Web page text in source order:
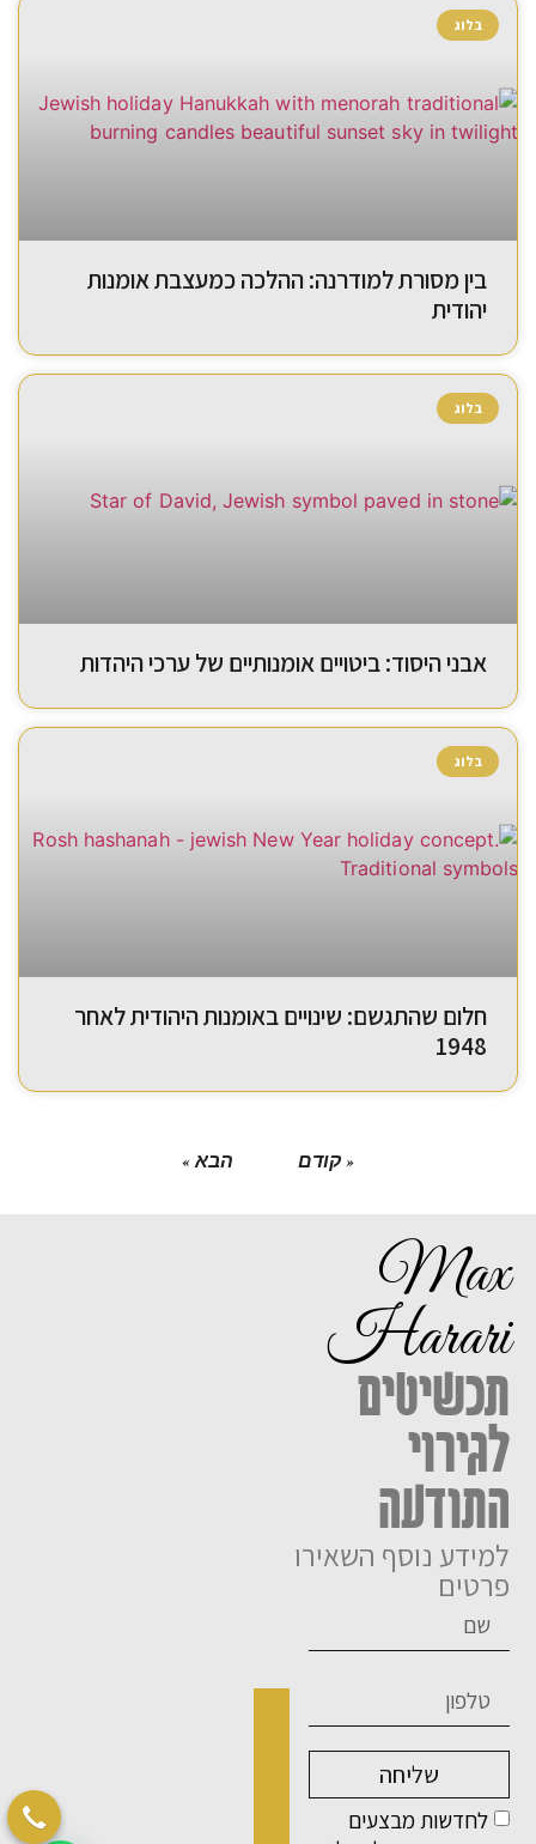
בלוג
בין מסורת למודרנה: ההלכה כמעצבת אומנות
יהודית
בלוג
אבני היסוד: ביטויים אומנותיים של ערכי היהדות
בלוג
חלום שהתגשם: שינויים באומנות היהודית לאחר
1948
« קודם הבא »
Max
Harari
תכשיטים
לגירוי
התודעה
למידע נוסף השאירו
פרטים
לחדשות מבצעים
שליחה